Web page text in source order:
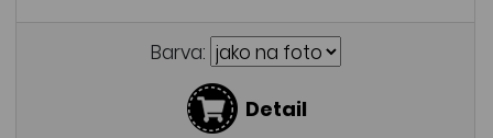
Barva:
Detail